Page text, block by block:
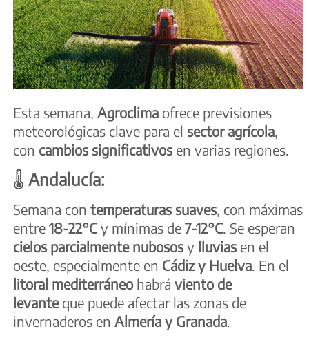
Esta semana, Agroclima ofrece previsiones
meteorológicas clave para el sector agrícola,
con cambios significativosen varias regiones.
🌡️ Andalucía:
Semana con temperaturas suaves, con máximas
entre 18-22°C y mínimas de 7-12°C . Se esperan
cielos parcialmente nubososy lluvias en el
oeste, especialmente en Cádiz y Huelva . En el
litoral mediterráneo habrá viento de
levanteque puede afectar las zonas de
invernaderos en Almería y Granada